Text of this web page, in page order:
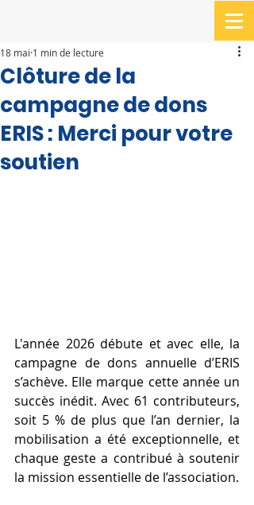
Clôture de la
campagne de dons
ERIS : Merci pour votre
soutien
18 mai 1 min de lecture
L'année 2026 débute et avec elle, la
campagne de dons annuelle d’ERIS
s’achève. Elle marque cette année un
succès inédit. Avec 61 contributeurs,
soit 5 % de plus que l’an dernier, la
mobilisation a été exceptionnelle, et
chaque geste a contribué à soutenir
la mission essentielle de l’association.